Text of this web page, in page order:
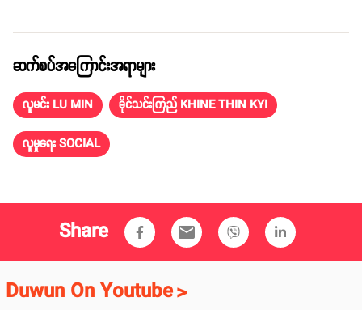
ဆက်စပ်အကြောင်းအရာများ
လူမင်း LU MIN ခိုင်သင်းကြည် KHINE THIN KYI
လူမှုရေး SOCIAL
Share email
Duwun On Youtube>